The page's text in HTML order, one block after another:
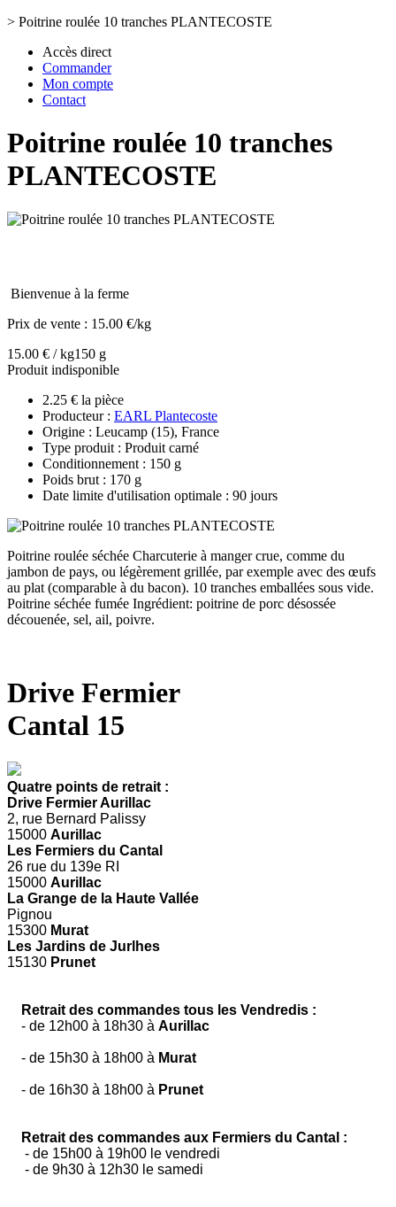
> Poitrine roulée 10 tranches PLANTECOSTE
Accès direct
Commander
Mon compte
Contact
Poitrine roulée 10 tranches
PLANTECOSTE
Bienvenue à la ferme
Prix de vente : 15.00 €/kg
15.00 € / kg150 g
Produit indisponible
2.25 € la pièce
Producteur : EARL Plantecoste
Origine : Leucamp (15), France
Type produit : Produit carné
Conditionnement : 150 g
Poids brut : 170 g
Date limite d'utilisation optimale : 90 jours
Poitrine roulée séchée Charcuterie à manger crue, comme du
jambon de pays, ou légèrement grillée, par exemple avec des œufs
au plat (comparable à du bacon). 10 tranches emballées sous vide.
Poitrine séchée fumée Ingrédient: poitrine de porc désossée
découenée, sel, ail, poivre.
Drive Fermier
Cantal 15
Quatre points de retrait :
Drive Fermier Aurillac
2, rue Bernard Palissy
15000 Aurillac
Les Fermiers du Cantal
26 rue du 139e RI
15000 Aurillac
La Grange de la Haute Vallée
Pignou
15300 Murat
Les Jardins de Jurlhes
15130 Prunet
Retrait des commandes tous les Vendredis :
- de 12h00 à 18h30 à Aurillac
- de 15h30 à 18h00 à Murat
- de 16h30 à 18h00 à Prunet
Retrait des commandes aux Fermiers du Cantal :
- de 15h00 à 19h00 le vendredi
- de 9h30 à 12h30 le samedi